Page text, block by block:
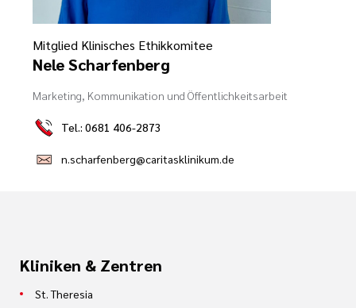
digital -
Mitglied Klinisches Ethikkomitee
Nele Scharfenberg
Marketing, Kommunikation und Öffentlichkeitsarbeit
Tel.: 0681 406-2873
n.scharfenberg@caritasklinikum.de
Kliniken & Zentren
St. Theresia